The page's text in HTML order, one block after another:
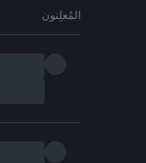
المُعلِنون